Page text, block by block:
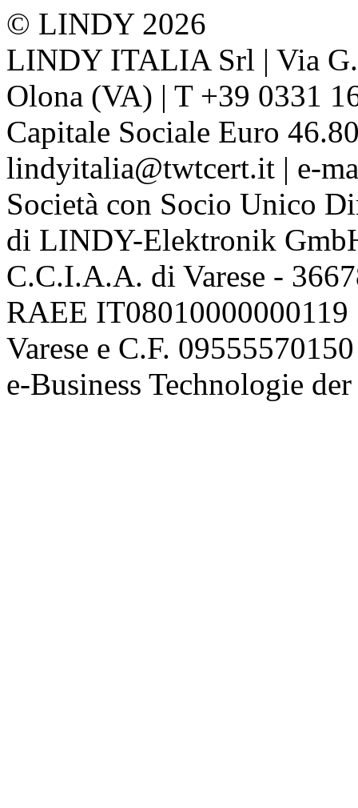
© LINDY 2026
LINDY ITALIA Srl | Via
Olona (VA) | T +39 0331
Capitale Sociale Euro
lindyitalia@twtcert.it | e-
Società con Socio Unico
di LINDY-Elektronik
C.C.I.A.A. di Varese -
RAEE
Varese e C.F. 09555570150
e-Business Technologie